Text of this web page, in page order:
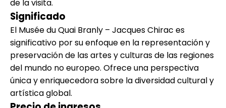
de la visita.
Significado
El Musée du Quai Branly – Jacques Chirac es
significativo por su enfoque en la representación y
preservación de las artes y culturas de las regiones
del mundo no europeo. Ofrece una perspectiva
única y enriquecedora sobre la diversidad cultural y
artística global.